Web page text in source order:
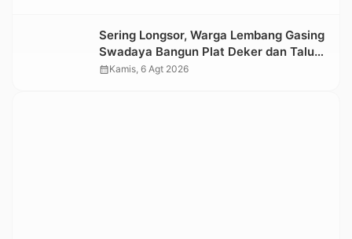
Sering Longsor, Warga Lembang Gasing
Swadaya Bangun Plat Deker dan Talut
Jalan Penghubung Antar Lembang
calendar_monthKamis, 6 Agt 2026